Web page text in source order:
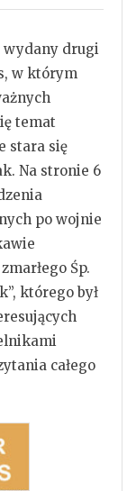
wydany drugi
w którym
temat
stara się
Na stronie 6
po wojnie
Śp.
którego był
całego